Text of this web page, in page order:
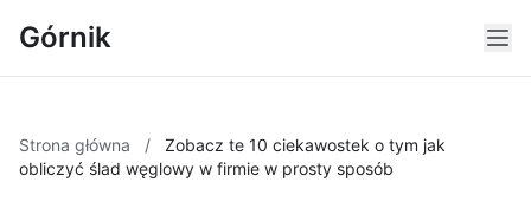
Górnik
Strona główna /
Zobacz te 10 ciekawostek o tym jak
obliczyć ślad węglowy w firmie w prosty sposób